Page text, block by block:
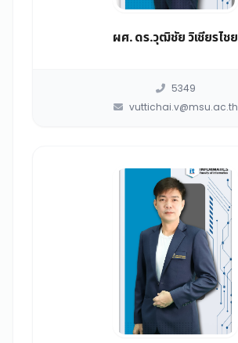
ผศ. ดร.วุฒิชัย วิเชียรไชย
5349
vuttichai.v@msu.ac.th